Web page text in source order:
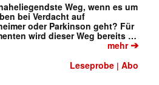
Weg, wenn es um
bei Verdacht auf
oder Parkinson geht? Für
wird dieser Weg bereits …
mehr➔
Leseprobe |Abo